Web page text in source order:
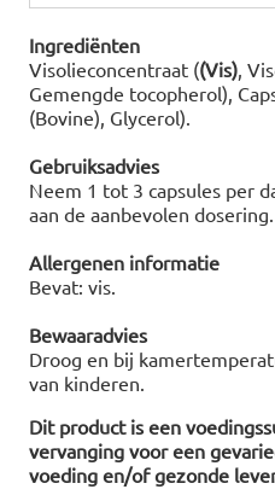
Ingrediënten
Visolieconcentraat ((Vis),
Gemengde tocopherol),
(Bovine), Glycerol).
Gebruiksadvies
Neem 1 tot 3 capsules per
aan de aanbevolen dosering.
Allergenen informatie
Bevat: vis.
Bewaaradvies
Droog en bij
van kinderen.
Dit product is een
vervanging voor een
voeding en/of gezonde